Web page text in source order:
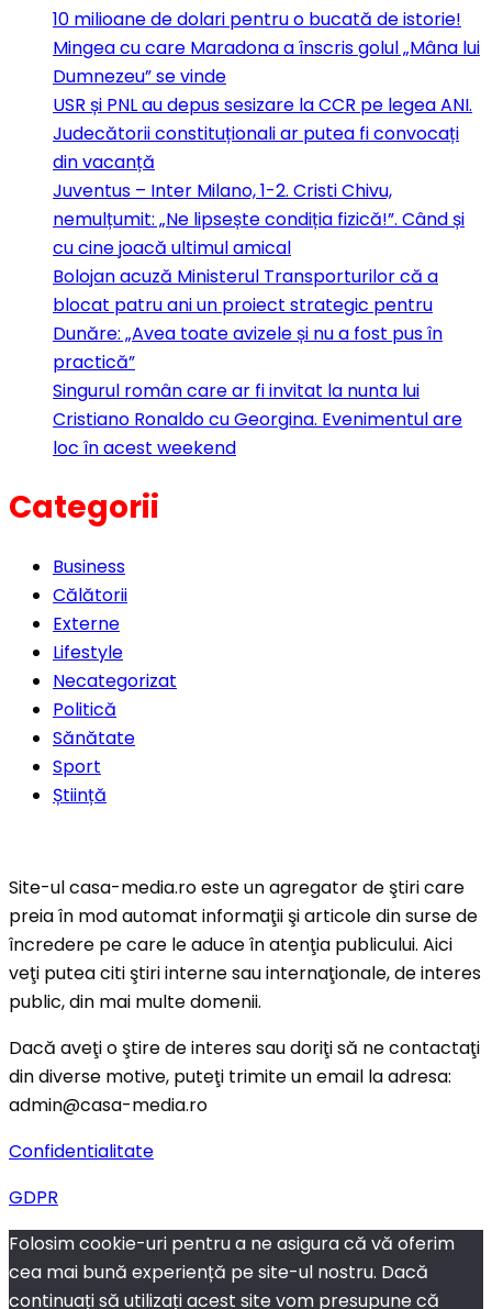
10 milioane de dolari pentru o bucată de istorie!
Mingea cu care Maradona a înscris golul „Mâna lui
Dumnezeu” se vinde
USR și PNL au depus sesizare la CCR pe legea ANI.
Judecătorii constituționali ar putea fi convocați
din vacanță
Juventus – Inter Milano, 1-2. Cristi Chivu,
nemulțumit: „Ne lipsește condiția fizică!”. Când și
cu cine joacă ultimul amical
Bolojan acuză Ministerul Transporturilor că a
blocat patru ani un proiect strategic pentru
Dunăre: „Avea toate avizele și nu a fost pus în
practică”
Singurul român care ar fi invitat la nunta lui
Cristiano Ronaldo cu Georgina. Evenimentul are
loc în acest weekend
Categorii
Business
Călătorii
Externe
Lifestyle
Necategorizat
Politică
Sănătate
Sport
Știință
Site-ul casa-media.ro este un agregator de ştiri care
preia în mod automat informaţii şi articole din surse de
încredere pe care le aduce în atenţia publicului. Aici
veţi putea citi ştiri interne sau internaţionale, de interes
public, din mai multe domenii.
Dacă aveţi o ştire de interes sau doriţi să ne contactaţi
din diverse motive, puteţi trimite un email la adresa:
admin@casa-media.ro
Confidentialitate
GDPR
Folosim cookie-uri pentru a ne asigura că vă oferim
cea mai bună experiență pe site-ul nostru. Dacă
continuați să utilizați acest site vom presupune că